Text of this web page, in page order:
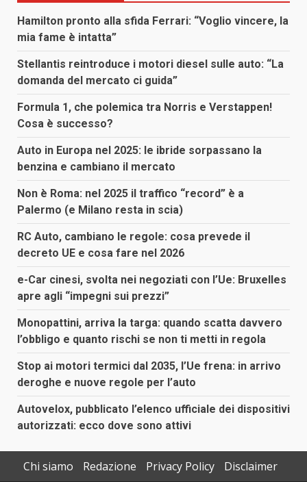
Hamilton pronto alla sfida Ferrari: “Voglio vincere, la
mia fame è intatta”
Stellantis reintroduce i motori diesel sulle auto: “La
domanda del mercato ci guida”
Formula 1, che polemica tra Norris e Verstappen!
Cosa è successo?
Auto in Europa nel 2025: le ibride sorpassano la
benzina e cambiano il mercato
Non è Roma: nel 2025 il traffico “record” è a
Palermo (e Milano resta in scia)
RC Auto, cambiano le regole: cosa prevede il
decreto UE e cosa fare nel 2026
e-Car cinesi, svolta nei negoziati con l’Ue: Bruxelles
apre agli “impegni sui prezzi”
Monopattini, arriva la targa: quando scatta davvero
l’obbligo e quanto rischi se non ti metti in regola
Stop ai motori termici dal 2035, l’Ue frena: in arrivo
deroghe e nuove regole per l’auto
Autovelox, pubblicato l’elenco ufficiale dei dispositivi
autorizzati: ecco dove sono attivi
Chi siamo Redazione Privacy Policy Disclaimer